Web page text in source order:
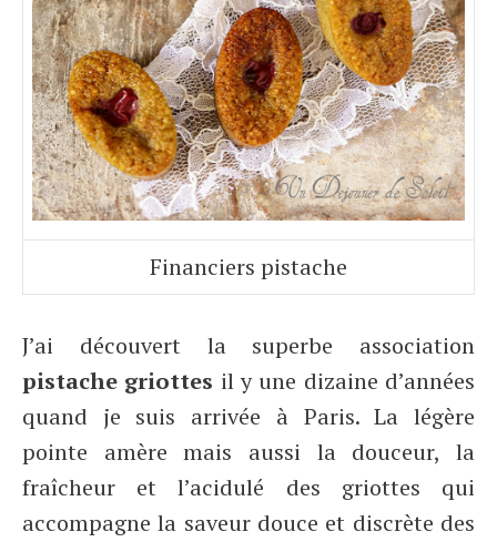
Financiers pistache
J’ai découvert la superbe association
pistache griottes il y une dizaine d’années
quand je suis arrivée à Paris. La légère
pointe amère mais aussi la douceur, la
fraîcheur et l’acidulé des griottes qui
accompagne la saveur douce et discrète des